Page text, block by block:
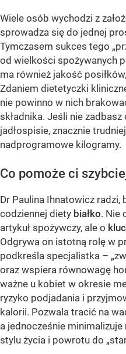
Wiele osób wychodzi z
sprowadza się do jednej
Tymczasem sukces tego
od wielkości spożywanych
ma również jakość
Zdaniem dietetyczki
nie powinno w nich
składnika. Jeśli nie
jadłospisie, znacznie
nadprogramowe kilogramy.
Co pomoże ci
Dr Paulina Ihnatowicz radzi,
codziennej diety białko. Nie
artykuł spożywczy, ale o
Odgrywa on istotną rolę w
podkreśla specjalistka –
oraz wspiera równowagę
ważne u kobiet w okresie
ryzyko podjadania i
kalorii. Pozwala tracić na
a jednocześnie
stylu życia i powrotu do